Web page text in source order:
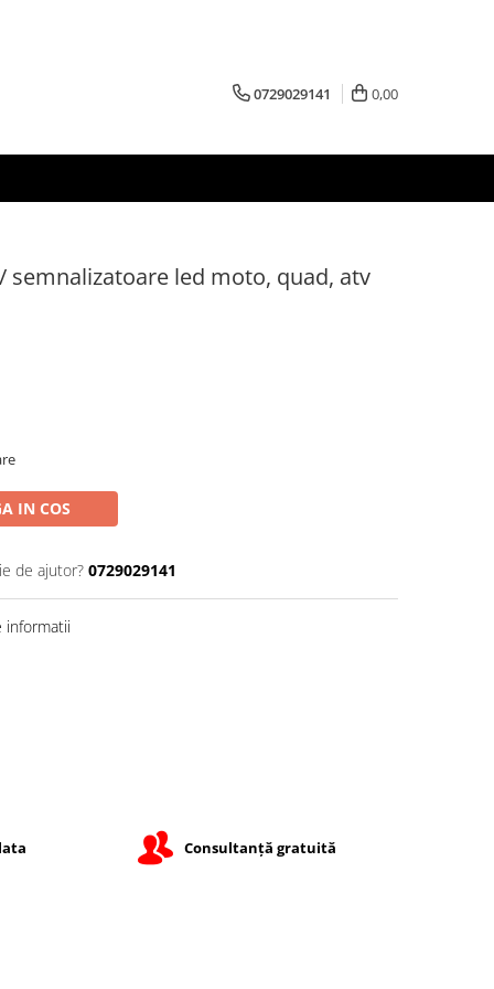
0729029141 0,00
semnalizatoare led moto, quad, atv
IN COS
de ajutor? 0729029141
informatii
Consultanță gratuită